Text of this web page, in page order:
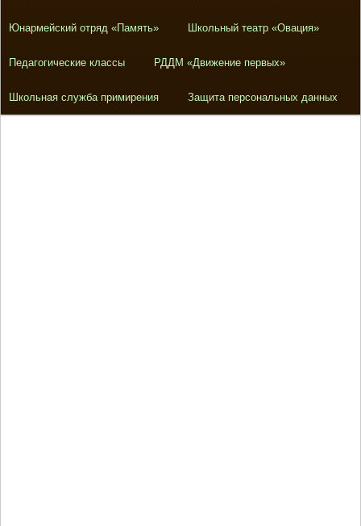
Юнармейский отряд «Память» Школьный театр «Овация»
Педагогические классы РДДМ «Движение первых»
Школьная служба примирения Защита персональных данных